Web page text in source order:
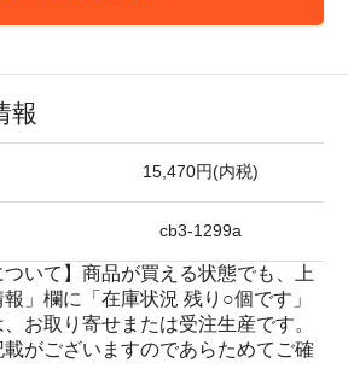
報
15,470円(内税)
cb3-1299a
ついて】商品が買える状態でも、上
」欄に「在庫状況 残り○個です」
お取り寄せまたは受注生産です。
がございますのであらためてご確